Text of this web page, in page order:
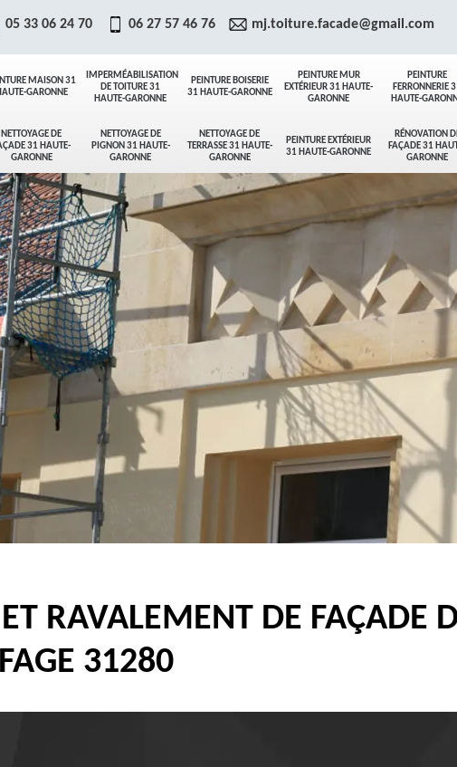
MAISON 31
GARONNE
IMPERMÉABILISATION
DE TOITURE 31
HAUTE-GARONNE
PEINTURE BOISERIE
31 HAUTE-GARONNE
PEINTURE MUR
EXTÉRIEUR 31 HAUTE-
GARONNE
PEINTURE
FERRONNERIE
HAUTE-
NETTOYAGE DE
31 HAUTE-
GARONNE
NETTOYAGE DE
PIGNON 31 HAUTE-
GARONNE
NETTOYAGE DE
TERRASSE 31 HAUTE-
GARONNE
PEINTURE EXTÉRIEUR
31 HAUTE-GARONNE
RÉNOVATION
FAÇADE 31
GARONNE
05 33 06 24 70 06 27 57 46 76 mj.toiture.facade@gmail.com
RAVALEMENT DE FAÇADE
31280